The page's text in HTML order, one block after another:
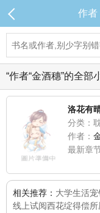
作者
“作者“金酒穗”的全部
洛花有
分类：
作者：
最新章
相关推荐： 大学生活宠
线上试阅西花绽得偿所